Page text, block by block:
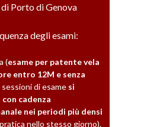
Porto di Genova
degli esami:
(esame per patente vela
entro 12M e senza
sessioni di esame si
cadenza
nei periodi più densi
nello stesso giorno).